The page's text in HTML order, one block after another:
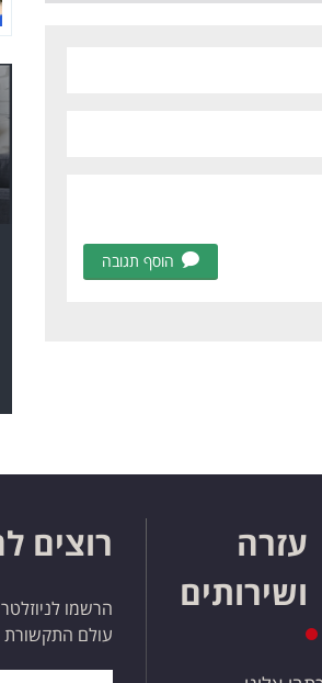
הוסף תגובה
עזרה
ושירותים
רוצים
הרשמו
עולם התקשורת